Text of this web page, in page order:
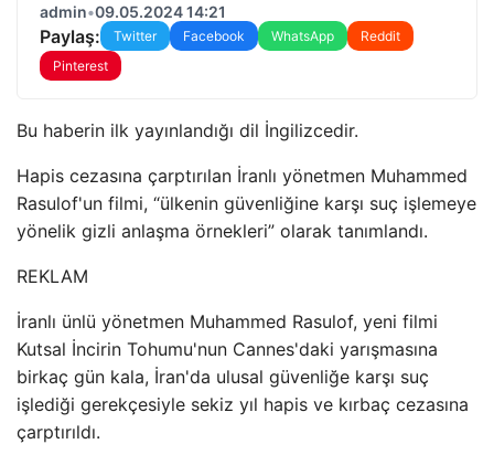
admin•09.05.2024 14:21
Paylaş: Twitter Facebook WhatsApp
Reddit
Pinterest
Bu haberin ilk yayınlandığı dil İngilizcedir.
Hapis cezasına çarptırılan İranlı yönetmen Muhammed
Rasulof'un filmi, “ülkenin güvenliğine karşı suç işlemeye
yönelik gizli anlaşma örnekleri” olarak tanımlandı.
REKLAM
İranlı ünlü yönetmen Muhammed Rasulof, yeni filmi
Kutsal İncirin Tohumu'nun Cannes'daki yarışmasına
birkaç gün kala, İran'da ulusal güvenliğe karşı suç
işlediği gerekçesiyle sekiz yıl hapis ve kırbaç cezasına
çarptırıldı.